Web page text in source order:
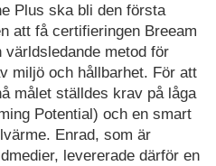
Plus ska bli den första
att få certifieringen Breeam
metod för
miljö och hållbarhet. För att
målet ställdes krav på låga
Potential) och en smart
Enrad, som är
levererade därför en